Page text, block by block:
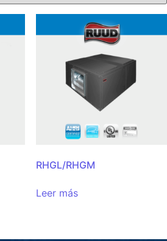
RHGL/RHGM
Leer más